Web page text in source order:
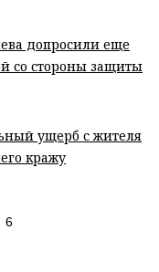
допросили еще
со стороны защиты
ущерб с жителя
кражу
6